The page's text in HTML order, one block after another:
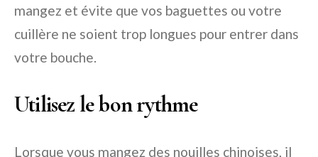
mangez et évite que vos baguettes ou votre
cuillère ne soient trop longues pour entrer dans
votre bouche.
Utilisez le bon rythme
Lorsque vous mangez des nouilles chinoises, il